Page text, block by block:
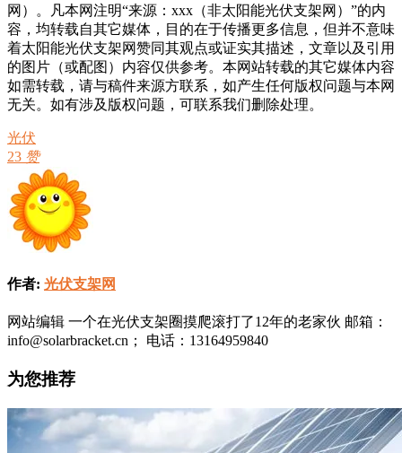
网）。凡本网注明“来源：xxx（非太阳能光伏支架网）”的内
容，均转载自其它媒体，目的在于传播更多信息，但并不意味
着太阳能光伏支架网赞同其观点或证实其描述，文章以及引用
的图片（或配图）内容仅供参考。本网站转载的其它媒体内容
如需转载，请与稿件来源方联系，如产生任何版权问题与本网
无关。如有涉及版权问题，可联系我们删除处理。
光伏
23 赞
作者: 光伏支架网
网站编辑 一个在光伏支架圈摸爬滚打了12年的老家伙 邮箱：
info@solarbracket.cn； 电话：13164959840
为您推荐